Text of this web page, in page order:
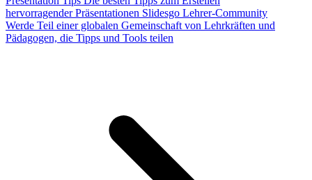
hervorragender Präsentationen Slidesgo Lehrer-Community
Werde Teil einer globalen Gemeinschaft von Lehrkräften und
Pädagogen, die Tipps und Tools teilen